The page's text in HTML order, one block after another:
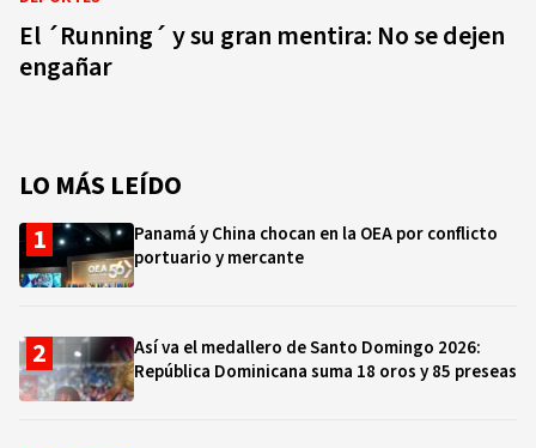
El ´Running´ y su gran mentira: No se dejen
engañar
LO MÁS LEÍDO
Panamá y China chocan en la OEA por conflicto
portuario y mercante
Así va el medallero de Santo Domingo 2026:
República Dominicana suma 18 oros y 85 preseas